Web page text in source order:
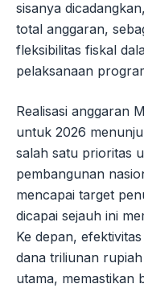
sisanya
total anggaran,
fleksibilitas fiskal
pelaksanaan
Realisasi anggaran
untuk 2026
salah satu prioritas
pembangunan
mencapai target
dicapai sejauh ini
Ke depan,
dana triliunan
utama, memastikan